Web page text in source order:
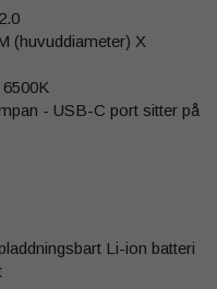
(huvuddiameter) X
- USB-C port sitter på
Li-ion batteri